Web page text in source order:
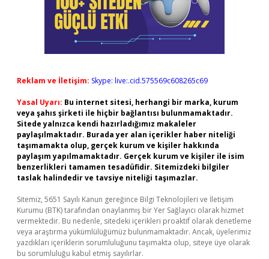
Reklam ve İletişim: Skype: live:.cid.575569c608265c69
Yasal Uyarı: Bu internet sitesi, herhangi bir marka, kurum
veya şahıs şirketi ile hiçbir bağlantısı bulunmamaktadır.
Sitede yalnızca kendi hazırladığımız makaleler
paylaşılmaktadır. Burada yer alan içerikler haber niteliği
taşımamakta olup, gerçek kurum ve kişiler hakkında
paylaşım yapılmamaktadır. Gerçek kurum ve kişiler ile isim
benzerlikleri tamamen tesadüfidir. Sitemizdeki bilgiler
taslak halindedir ve tavsiye niteliği taşımazlar.
Sitemiz, 5651 Sayılı Kanun gereğince Bilgi Teknolojileri ve İletişim
Kurumu (BTK) tarafından onaylanmış bir Yer Sağlayıcı olarak hizmet
vermektedir. Bu nedenle, sitedeki içerikleri proaktif olarak denetleme
veya araştırma yükümlülüğümüz bulunmamaktadır. Ancak, üyelerimiz
yazdıkları içeriklerin sorumluluğunu taşımakta olup, siteye üye olarak
bu sorumluluğu kabul etmiş sayılırlar.